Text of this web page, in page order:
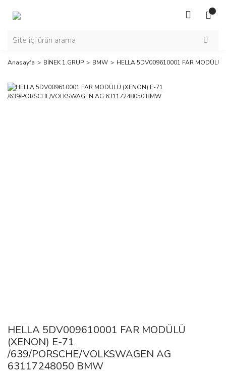
Anasayfa BİNEK 1.GRUP BMW HELLA 5DV009610001 FAR MODÜLÜ
HELLA 5DV009610001 FAR MODÜLÜ
(XENON) E-71
/639/PORSCHE/VOLKSWAGEN AG
63117248050 BMW